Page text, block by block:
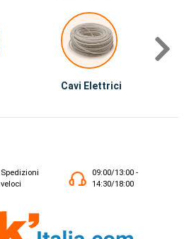
Cavi Elettrici
Spedizioni
veloci
09:00/13:00 -
14:30/18:00